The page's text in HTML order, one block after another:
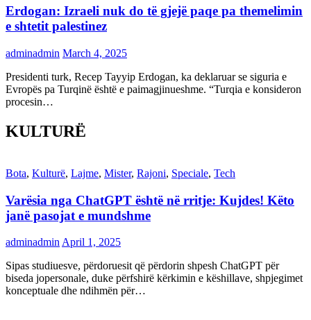
Erdogan: Izraeli nuk do të gjejë paqe pa themelimin
e shtetit palestinez
adminadmin March 4, 2025
Presidenti turk, Recep Tayyip Erdogan, ka deklaruar se siguria e
Evropës pa Turqinë është e paimagjinueshme. “Turqia e konsideron
procesin…
KULTURË
Bota, Kulturë, Lajme, Mister, Rajoni, Speciale, Tech
Varësia nga ChatGPT është në rritje: Kujdes! Këto
janë pasojat e mundshme
adminadmin April 1, 2025
Sipas studiuesve, përdoruesit që përdorin shpesh ChatGPT për
biseda jopersonale, duke përfshirë kërkimin e këshillave, shpjegimet
konceptuale dhe ndihmën për…